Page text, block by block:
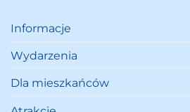
Informacje
Wydarzenia
Dla mieszkańców